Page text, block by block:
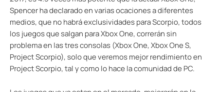
Spencer ha declarado en varias ocaciones a diferentes
medios, que no habrá exclusividades para Scorpio, todos
los juegos que salgan para Xbox One, correrán sin
problema en las tres consolas (Xbox One, Xbox One S,
Project Scorpio), solo que veremos mejor rendimiento en
Project Scorpio, tal y como lo hace la comunidad de PC.